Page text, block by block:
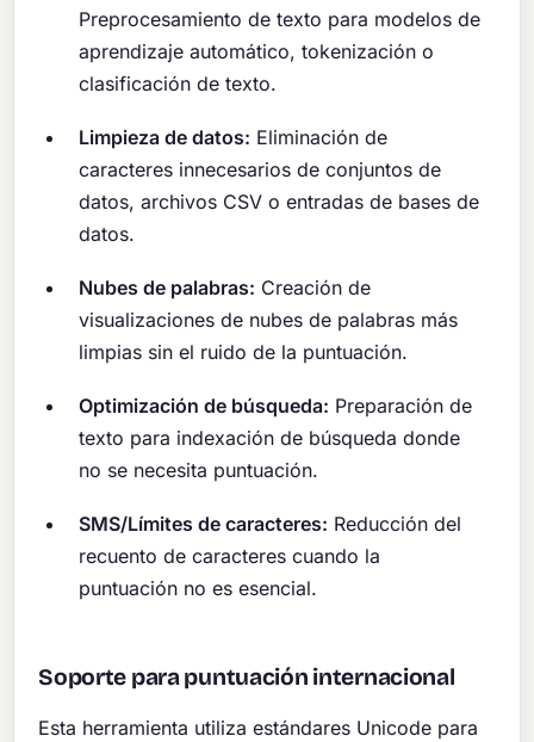
Preprocesamiento de texto para modelos de
aprendizaje automático, tokenización o
clasificación de texto.
Limpieza de datos: Eliminación de
caracteres innecesarios de conjuntos de
datos, archivos CSV o entradas de bases de
datos.
Nubes de palabras: Creación de
visualizaciones de nubes de palabras más
limpias sin el ruido de la puntuación.
Optimización de búsqueda: Preparación de
texto para indexación de búsqueda donde
no se necesita puntuación.
SMS/Límites de caracteres: Reducción del
recuento de caracteres cuando la
puntuación no es esencial.
Soporte para puntuación internacional
Esta herramienta utiliza estándares Unicode para